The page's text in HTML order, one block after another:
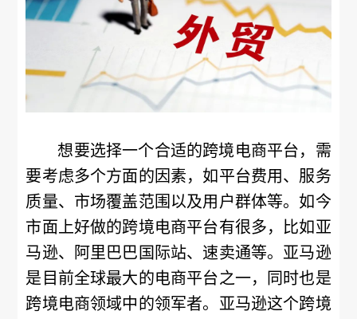
想要选择一个合适的跨境电商平台，需
要考虑多个方面的因素，如平台费用、服务
质量、市场覆盖范围以及用户群体等。如今
市面上好做的跨境电商平台有很多，比如亚
马逊、阿里巴巴国际站、速卖通等。亚马逊
是目前全球最大的电商平台之一，同时也是
跨境电商领域中的领军者。亚马逊这个跨境